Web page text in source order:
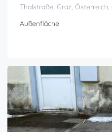
Thalstraße, Graz,
Außenfläche